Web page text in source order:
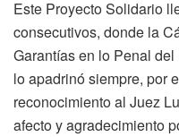
Este Proyecto Solidario
consecutivos, donde la
Garantías en lo Penal
lo apadrinó siempre, por
reconocimiento al Juez
afecto y agradecimiento